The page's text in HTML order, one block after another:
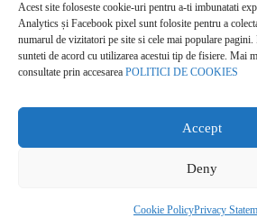
Acest site foloseste cookie-uri pentru a-ti imbunatati
Analytics și Facebook pixel sunt folosite pentru a
numarul de vizitatori pe site si cele mai populare
sunteti de acord cu utilizarea acestui tip de fisiere. Mai
consultate prin accesarea POLITICI DE COOKIES
Accept
Deny
Cookie PolicyPrivacy
POLITICĂ DE
Politica de cookies
© 2026 Real Estate Magazine. All Rights